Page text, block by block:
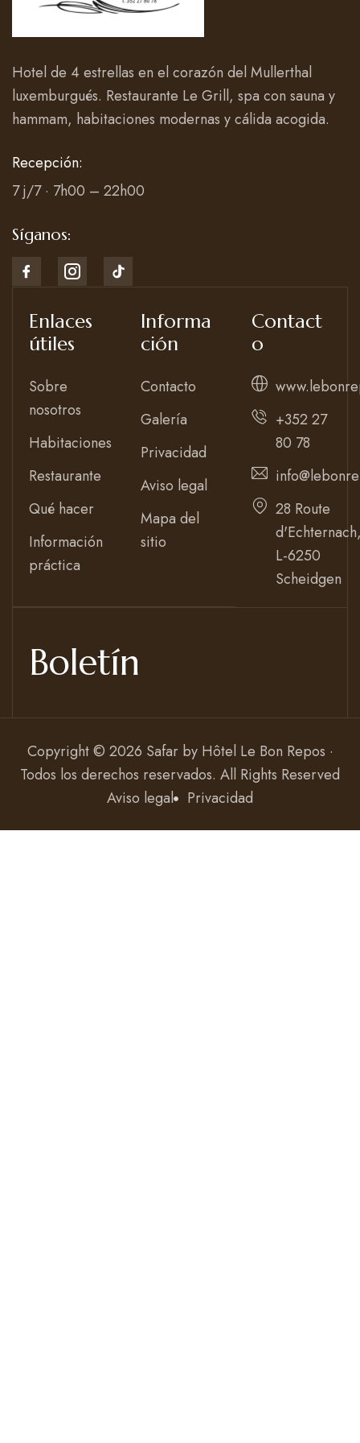
Hotel de 4 estrellas en el corazón del Mullerthal
luxemburgués. Restaurante Le Grill, spa con sauna y
hammam, habitaciones modernas y cálida acogida.
Recepción:
7 j/7 · 7h00 – 22h00
Síganos:
Enlaces
útiles
Sobre
nosotros
Habitaciones
Restaurante
Qué hacer
Información
práctica
Informa
ción
Contacto
Galería
Privacidad
Aviso legal
Mapa del
sitio
Contact
o
+352 27
80 78
28 Route
L-6250
Scheidgen
Boletín
Copyright © 2026 Safar by Hôtel Le Bon Repos ·
Todos los derechos reservados. All Rights Reserved
Aviso legal
Privacidad